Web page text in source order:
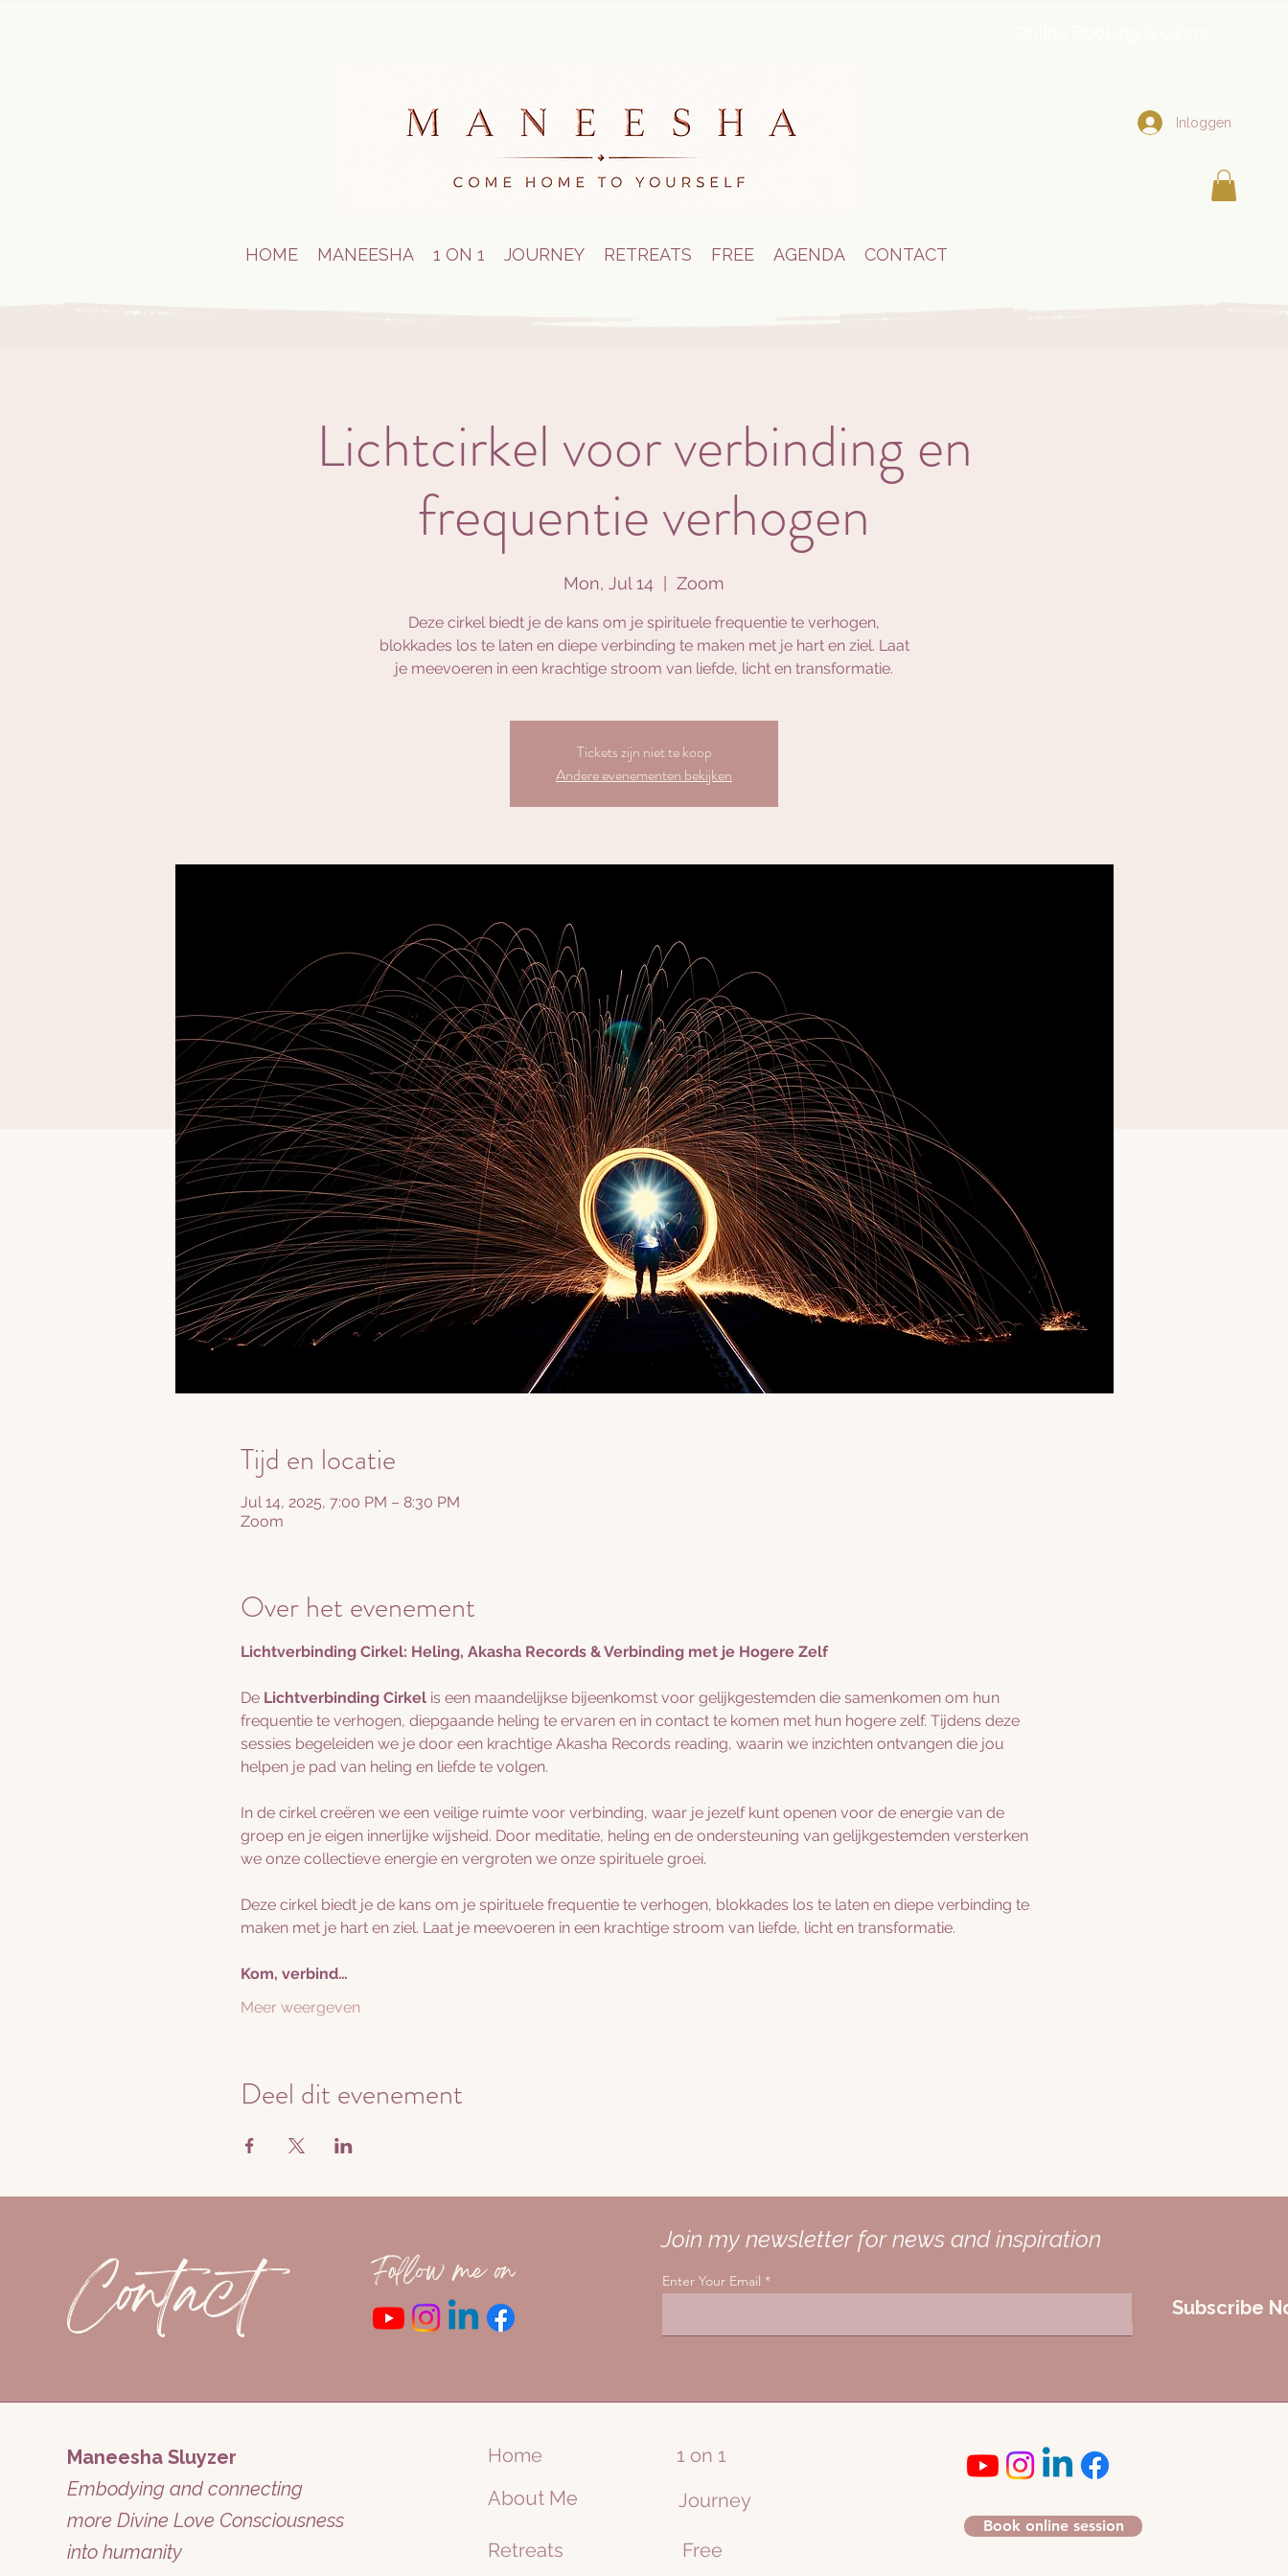
Inloggen
HOME MANEESHA 1 ON 1 JOURNEY RETREATS FREE AGENDA CONTACT
Lichtcirkel voor verbinding en
frequentie verhogen
Mon, Jul 14 Zoom
Deze cirkel biedt je de kans om je spirituele frequentie te verhogen,
blokkades los te laten en diepe verbinding te maken met je hart en ziel. Laat
je meevoeren in een krachtige stroom van liefde, licht en transformatie.
Tickets zijn niet te koop
Andere evenementen bekijken
Tijd en locatie
Jul 14, 2025, 7:00 PM – 8:30 PM
Zoom
Over het evenement
Lichtverbinding Cirkel: Heling, Akasha Records & Verbinding met je Hogere Zelf
De Lichtverbinding Cirkel is een maandelijkse bijeenkomst voor gelijkgestemden die samenkomen om hun
frequentie te verhogen, diepgaande heling te ervaren en in contact te komen met hun hogere zelf. Tijdens deze
sessies begeleiden we je door een krachtige Akasha Records reading, waarin we inzichten ontvangen die jou
helpen je pad van heling en liefde te volgen.
In de cirkel creëren we een veilige ruimte voor verbinding, waar je jezelf kunt openen voor de energie van de
groep en je eigen innerlijke wijsheid. Door meditatie, heling en de ondersteuning van gelijkgestemden versterken
we onze collectieve energie en vergroten we onze spirituele groei.
Deze cirkel biedt je de kans om je spirituele frequentie te verhogen, blokkades los te laten en diepe verbinding te
maken met je hart en ziel. Laat je meevoeren in een krachtige stroom van liefde, licht en transformatie.
Kom, verbind…
Meer weergeven
Deel dit evenement
Join my newsletter for news and inspiration
Contact Follow me on Enter Your Email
Subscribe
Maneesha Sluyzer
Embodying and connecting
more Divine Love Consciousness
into humanity
Home
1 on 1
Journey
About Me
Retreats Free
Book online session